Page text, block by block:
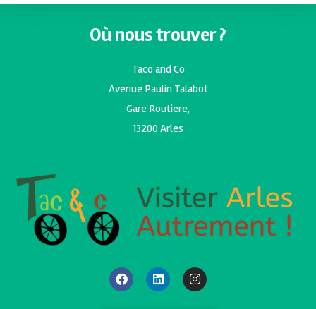
Où nous trouver ?
Taco and Co
Avenue Paulin Talabot
Gare Routiere,
13200 Arles